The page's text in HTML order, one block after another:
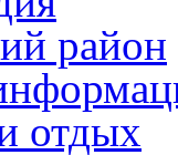
район
отдых